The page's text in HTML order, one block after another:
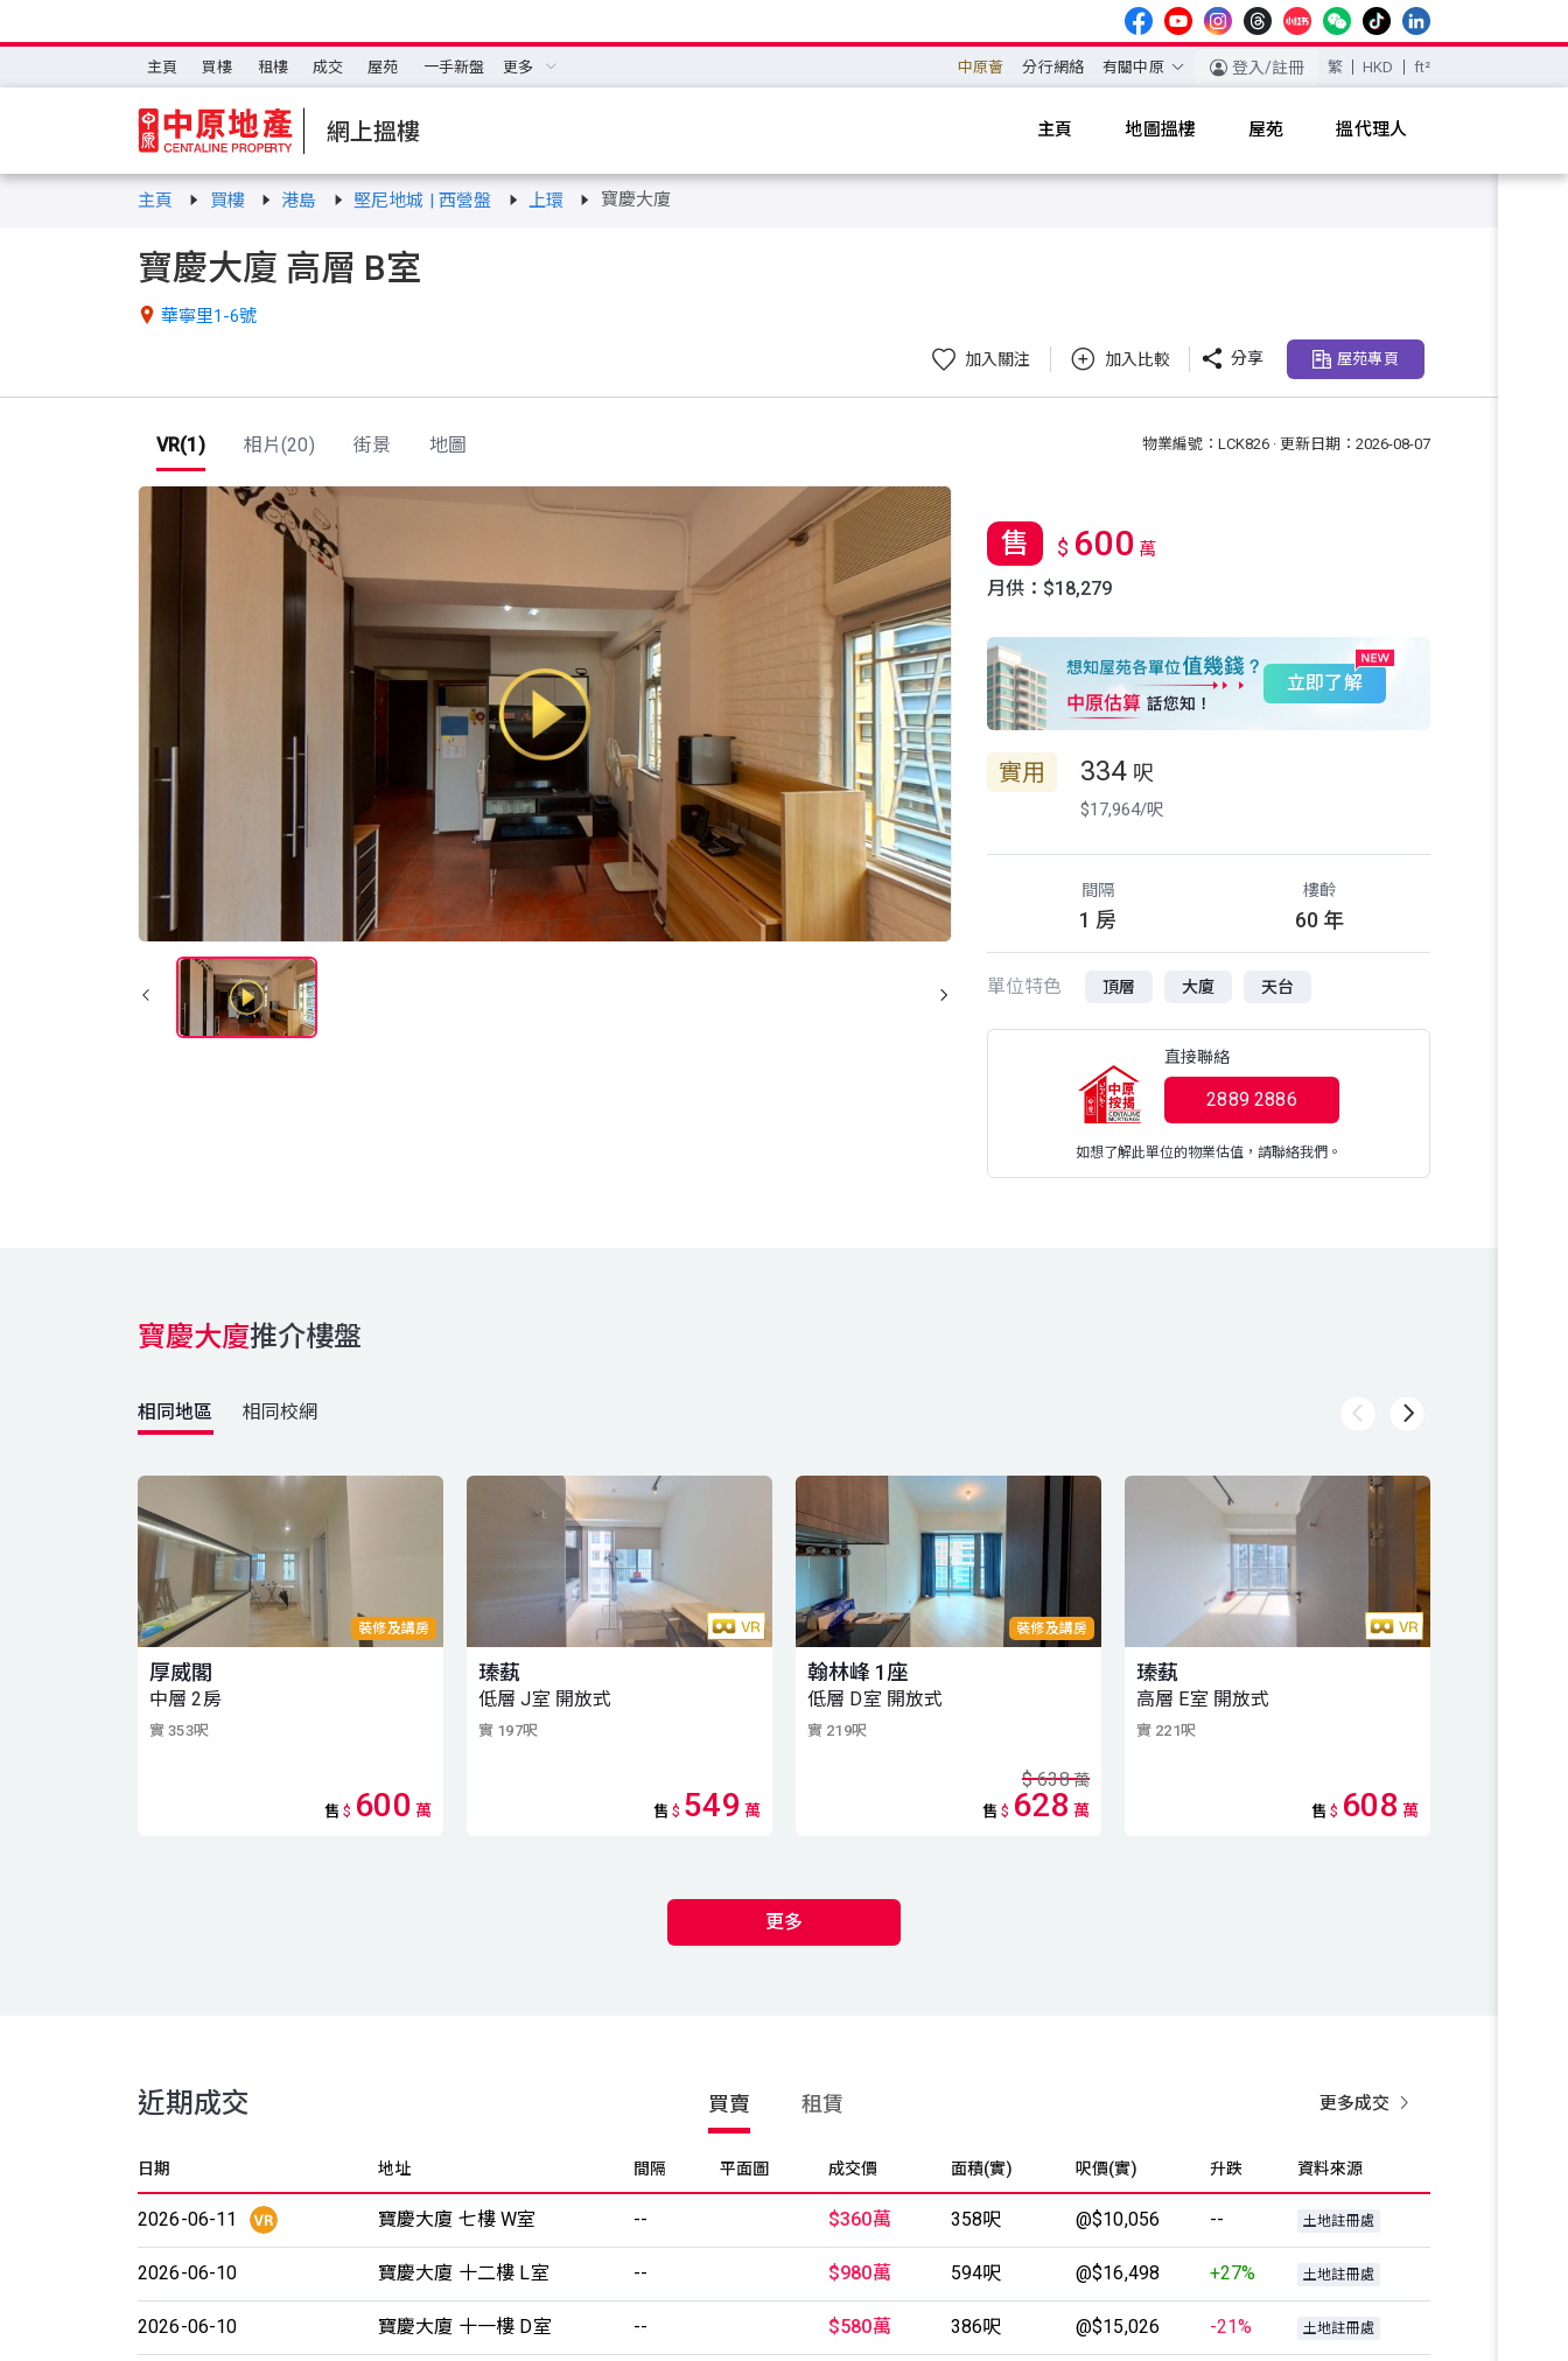
主頁 買樓 租樓 成交 屋苑 一手新盤 更多 中原薈 分行網絡 有關中原 登入/註冊 繁 HKD ft²
網上搵樓 主頁 地圖搵樓 屋苑 搵代理人
主頁 買樓 港島 堅尼地城 | 西營盤 上環 寶慶大廈
寶慶大廈 高層 B室
 華寧里1-6號
加入關注 加入比較  分享 屋苑專頁
VR(1) 相片(20) 街景 地圖 物業編號：LCK826 · 更新日期：2026-08-07
售 $ 600 萬
月供：$18,279
立即了解
實用 334 呎
$17,964/呎
間隔
1 房
樓齡
60 年
單位特色 頂層 大廈 天台
直接聯絡
2889 2886
如想了解此單位的物業估值，請聯絡我們。
寶慶大廈推介樓盤
相同地區 相同校網
裝修及講房
厚威閣
中層 2房
實 353呎
售 $ 600 萬
瑧蓺
低層 J室 開放式
實 197呎
售 $ 549 萬
裝修及講房
翰林峰 1座
低層 D室 開放式
實 219呎
$638萬
售 $ 628 萬
瑧蓺
高層 E室 開放式
實 221呎
售 $ 608 萬
更多
近期成交 買賣 租賃 更多成交
日期 地址 間隔 平面圖 成交價 面積(實) 呎價(實) 升跌 資料來源
2026-06-11 寶慶大廈 七樓 W室 -- $360萬 358呎 @$10,056 -- 土地註冊處
2026-06-10 寶慶大廈 十二樓 L室 -- $980萬 594呎 @$16,498 +27% 土地註冊處
2026-06-10 寶慶大廈 十一樓 D室 -- $580萬 386呎 @$15,026 -21% 土地註冊處